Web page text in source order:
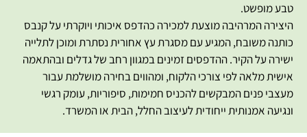
טבע מופשט.
היצירה המרהיבה מוצעת למכירה כהדפס איכותי ויוקרתי על קנבס
כותנה משובח, המגיע עם מסגרת עץ אחורית נסתרת ומוכן לתלייה
ישירה על הקיר. ההדפסים זמינים במגוון רחב של גדלים ובהתאמה
אישית מלאה לפי צורכי הלקוח, ומהווים בחירה מושלמת עבור
מעצבי פנים המבקשים להכניס חמימות, סיפוריות, עומק רגשי
ונגיעה אמנותית ייחודית לעיצוב החלל, הבית או המשרד.